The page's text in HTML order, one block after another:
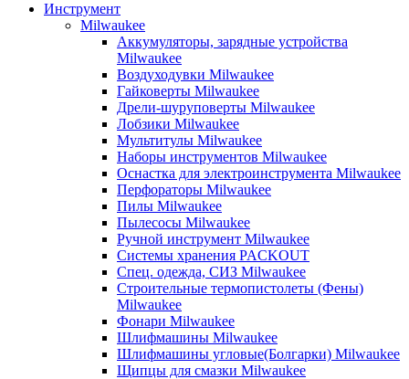
Инструмент
Milwaukee
Аккумуляторы, зарядные устройства
Milwaukee
Воздуходувки Milwaukee
Гайковерты Milwaukee
Дрели-шуруповерты Milwaukee
Лобзики Milwaukee
Мультитулы Milwaukee
Наборы инструментов Milwaukee
Оснастка для электроинструмента Milwaukee
Перфораторы Milwaukee
Пилы Milwaukee
Пылесосы Milwaukee
Ручной инструмент Milwaukee
Системы хранения PACKOUT
Спец. одежда, СИЗ Milwaukee
Строительные термопистолеты (Фены)
Milwaukee
Фонари Milwaukee
Шлифмашины Milwaukee
Шлифмашины угловые(Болгарки) Milwaukee
Щипцы для смазки Milwaukee